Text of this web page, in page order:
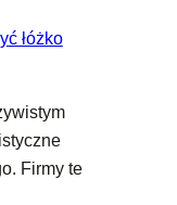
łóżko
Firmy te